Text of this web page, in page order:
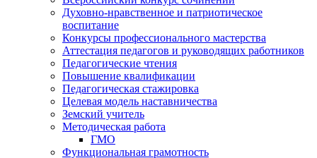
Духовно-нравственное и патриотическое
воспитание
Конкурсы профессионального мастерства
Аттестация педагогов и руководящих работников
Педагогические чтения
Повышение квалификации
Педагогическая стажировка
Целевая модель наставничества
Земский учитель
Методическая работа
ГМО
Функциональная грамотность